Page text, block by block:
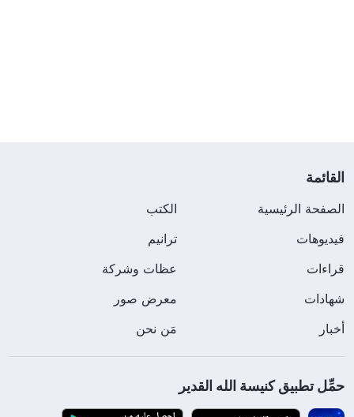
القائمة
الصفحة الرئيسية
الكتب
فيديوهات
ترانيم
قراءات
عظات وشركة
شهادات
معرض صور
أخبار
مَن نحن
حمِّل تطبيق كنيسة الله القدير